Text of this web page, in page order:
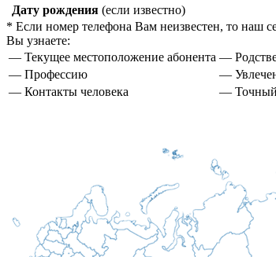
Дату рождения (если известно)
* Если номер телефона Вам неизвестен, то наш
Вы узнаете:
— Текущее местоположение абонента —
— Профессию
—
— Контакты человека
— Точный